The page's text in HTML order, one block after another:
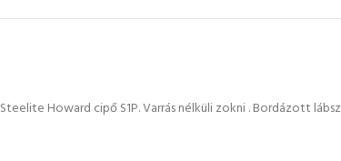
Steelite Howard cipő S1P. Varrás nélküli zokni . Bordázott